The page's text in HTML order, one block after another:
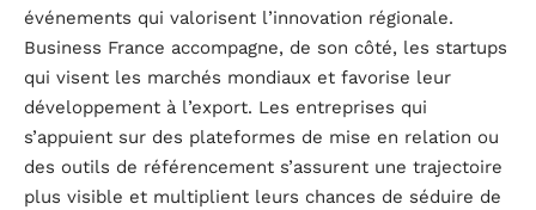
événements qui valorisent l’innovation régionale.
Business France accompagne, de son côté, les startups
qui visent les marchés mondiaux et favorise leur
développement à l’export. Les entreprises qui
s’appuient sur des plateformes de mise en relation ou
des outils de référencement s’assurent une trajectoire
plus visible et multiplient leurs chances de séduire de